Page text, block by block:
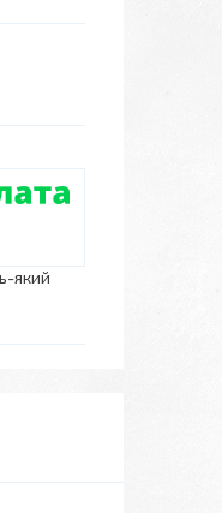
який